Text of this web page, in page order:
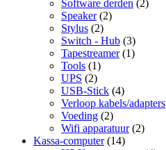
Software derden (2)
Speaker (2)
Stylus (2)
Switch - Hub (3)
Tapestreamer (1)
Tools (1)
UPS (2)
USB-Stick (4)
Verloop kabels/adapters
Voeding (2)
Wifi apparatuur (2)
Kassa-computer (14)